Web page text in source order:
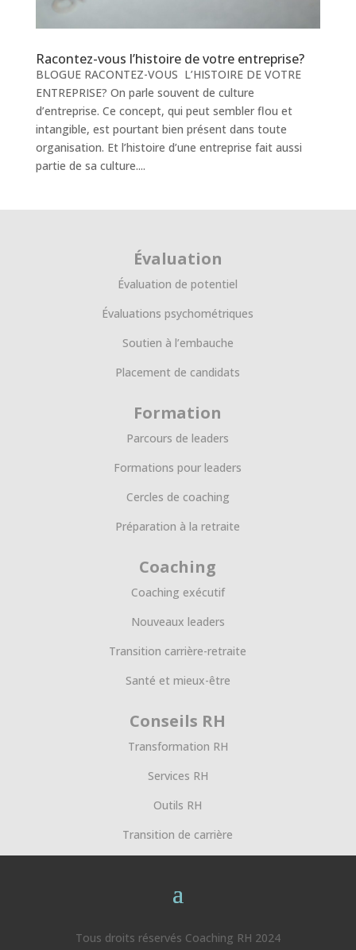
Racontez-vous l’histoire de votre entreprise?
BLOGUE RACONTEZ-VOUS L’HISTOIRE DE VOTRE
ENTREPRISE? On parle souvent de culture
d’entreprise. Ce concept, qui peut sembler flou et
intangible, est pourtant bien présent dans toute
organisation. Et l’histoire d’une entreprise fait aussi
partie de sa culture....
Évaluation
Évaluation de potentiel
Évaluations psychométriques
Soutien à l’embauche
Placement de candidats
Formation
Parcours de leaders
Formations pour leaders
Cercles de coaching
Préparation à la retraite
Coaching
Coaching exécutif
Nouveaux leaders
Transition carrière-retraite
Santé et mieux-être
Conseils RH
Transformation RH
Services RH
Outils RH
Transition de carrière
Tous droits réservés Coaching RH 2024